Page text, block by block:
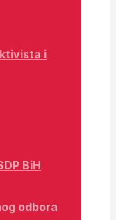
i
BiH
odbora